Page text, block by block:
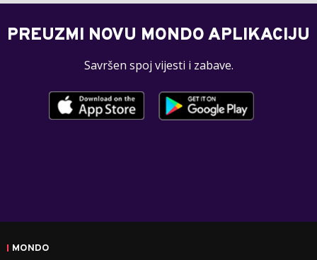
PREUZMI NOVU MONDO APLIKACIJU
Savršen spoj vijesti i zabave.
MONDO